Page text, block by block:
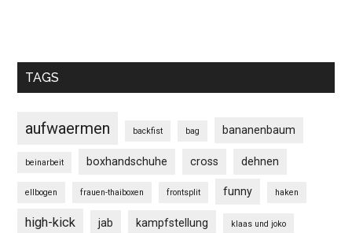
TAGS
aufwaermen backfist bag bananenbaum
beinarbeit boxhandschuhe cross dehnen
ellbogen frauen-thaiboxen frontsplit funny haken
high-kick jab kampfstellung klaas und joko